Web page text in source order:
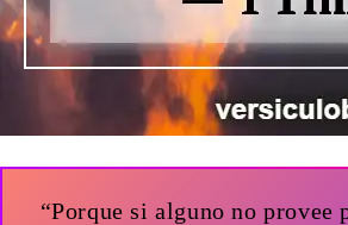
“Porque si alguno no provee